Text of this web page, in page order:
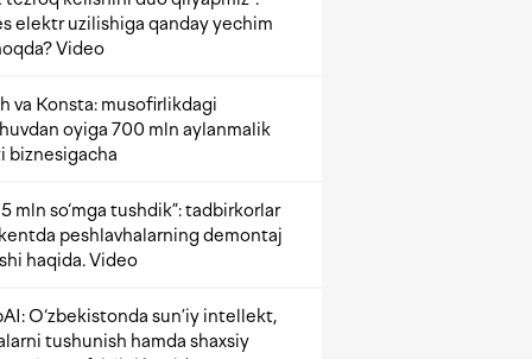
elektr uzilishiga qanday yechim
Video
va Konsta: musofirlikdagi
oyiga 700 mln aylanmalik
biznesigacha
mln so‘mga tushdik”: tadbirkorlar
peshlavhalarning demontaj
haqida. Video
O‘zbekistonda sun’iy intellekt,
tushunish hamda shaxsiy